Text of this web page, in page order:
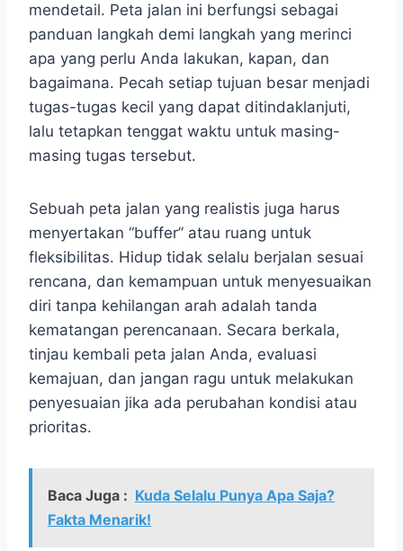
mendetail. Peta jalan ini berfungsi sebagai
panduan langkah demi langkah yang merinci
apa yang perlu Anda lakukan, kapan, dan
bagaimana. Pecah setiap tujuan besar menjadi
tugas-tugas kecil yang dapat ditindaklanjuti,
lalu tetapkan tenggat waktu untuk masing-
masing tugas tersebut.
Sebuah peta jalan yang realistis juga harus
menyertakan “buffer” atau ruang untuk
fleksibilitas. Hidup tidak selalu berjalan sesuai
rencana, dan kemampuan untuk menyesuaikan
diri tanpa kehilangan arah adalah tanda
kematangan perencanaan. Secara berkala,
tinjau kembali peta jalan Anda, evaluasi
kemajuan, dan jangan ragu untuk melakukan
penyesuaian jika ada perubahan kondisi atau
prioritas.
Baca Juga : Kuda Selalu Punya Apa Saja?
Fakta Menarik!